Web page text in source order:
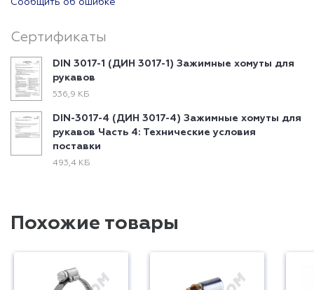
Сообщить об ошибке
Сертификаты
DIN 3017-1 (ДИН 3017-1) Зажимные хомуты для
рукавов
536,9 КБ
DIN-3017-4 (ДИН 3017-4) Зажимные хомуты для
рукавов Часть 4: Технические условия
поставки
493,4 КБ
Похожие товары